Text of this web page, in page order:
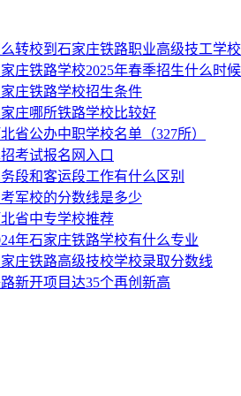
转校到石家庄铁路职业高级技工学校
庄铁路学校2025年春季招生什么时
庄铁路学校招生条件
庄哪所铁路学校比较好
省公办中职学校名单（327所）
考试报名网入口
段和客运段工作有什么区别
军校的分数线是多少
省中专学校推荐
年石家庄铁路学校有什么专业
庄铁路高级技校学校录取分数线
新开项目达35个再创新高